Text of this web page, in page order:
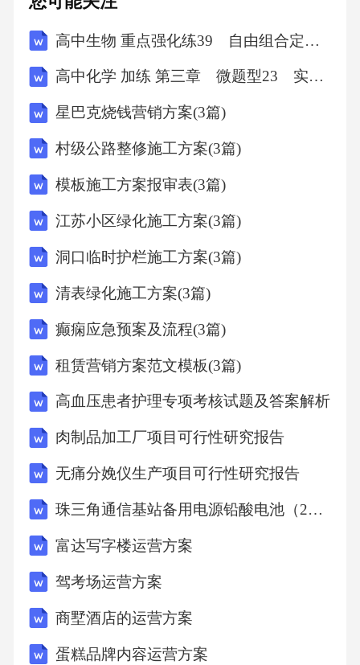
这些关键时间点有助于评估治疗效果和调整护
理计划。治疗响应分析对患儿对不同治疗方法
的反应进行详细分析，包括药物治疗效果、营
析确定最佳治疗方案，优化护理实践。护理评
估03初步全面评估体格检查对小于胎龄儿进行
全面的体格检查，评估其身高、体重、头围等
生长指标，并记录生命体征，包括心率、呼吸
通过Apgar评分系统评估新生儿出生后的生命体
征和反应，包括皮肤颜色、呼吸、四肢运动和
反应刺激，初步判断新生儿的生理状态和适应
能力。营养状态评估评估新生儿的营养状况，
包括体重增长、皮下脂肪厚度和肌肉张力，确
保其在住院期间获得足够的营养支持，促进正
常生长发育。家庭支持评估评估照护者的家庭
支持能力，包括经济背景、心理状态和护理知
理，增强其成长潜力。动态监测方法采用动态
监测方法，如生长曲线记录和生命体征跟踪工
具，持续监测新生儿的生长发育和健康变化，
及时发现并应对潜在问题。风险因素筛查孕期
高危因素孕妇患有高血压、糖尿病、感染等疾
病，或者有吸烟、饮酒史，都会增加胎儿发育
高中生物 重点强化练39 自由组合定律“特殊比例”的相关题型(二)
高中化学 加练 第三章 微题型23 实验目的与仪器、试剂选择匹配性分析
星巴克烧钱营销方案(3篇)
村级公路整修施工方案(3篇)
模板施工方案报审表(3篇)
江苏小区绿化施工方案(3篇)
洞口临时护栏施工方案(3篇)
清表绿化施工方案(3篇)
癫痫应急预案及流程(3篇)
租赁营销方案范文模板(3篇)
高血压患者护理专项考核试题及答案解析
肉制品加工厂项目可行性研究报告
无痛分娩仪生产项目可行性研究报告
珠三角通信基站备用电源铅酸电池（2V1000Ah）生产项目可行性研究报告
富达写字楼运营方案
驾考场运营方案
商墅酒店的运营方案
蛋糕品牌内容运营方案